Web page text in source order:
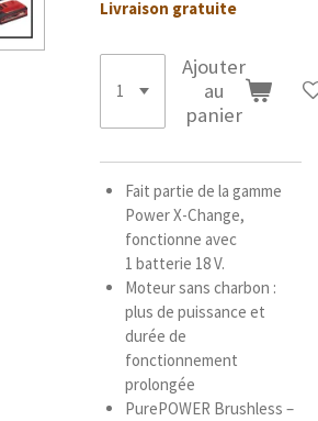
Livraison gratuite
Ajouter
au
panier
Fait partie de la gamme
Power X-Change,
fonctionne avec
1 batterie 18 V.
Moteur sans charbon :
plus de puissance et
durée de
fonctionnement
prolongée
PurePOWER Brushless –